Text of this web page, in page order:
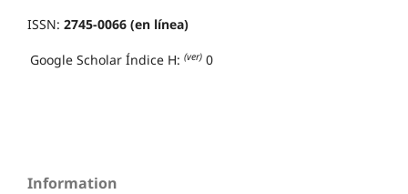
ISSN: 2745-0066 (en línea)
Google Scholar Índice H: (ver) 0
Information